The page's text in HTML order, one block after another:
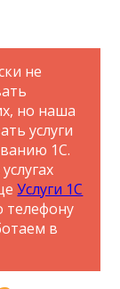
не
но наша
услуги
1С.
Услуги 1С
телефону
в